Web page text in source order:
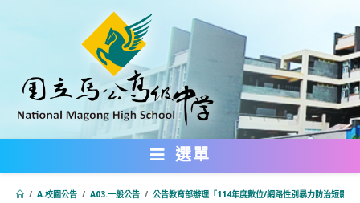
內
選單
/ A.校園公告 / A03.一般公告 / 公告教育部辦理「114年度數位/網路性別暴力防治短影音